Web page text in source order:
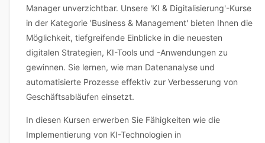
Manager unverzichtbar. Unsere 'KI & Digitalisierung'-Kurse
in der Kategorie 'Business & Management' bieten Ihnen die
Möglichkeit, tiefgreifende Einblicke in die neuesten
digitalen Strategien, KI-Tools und -Anwendungen zu
gewinnen. Sie lernen, wie man Datenanalyse und
automatisierte Prozesse effektiv zur Verbesserung von
Geschäftsabläufen einsetzt.
In diesen Kursen erwerben Sie Fähigkeiten wie die
Implementierung von KI-Technologien in